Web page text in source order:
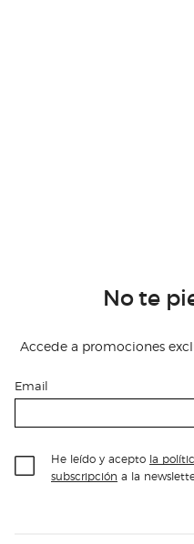
No te
Accede a promociones
Email
He leído y acepto la
subscripción a la